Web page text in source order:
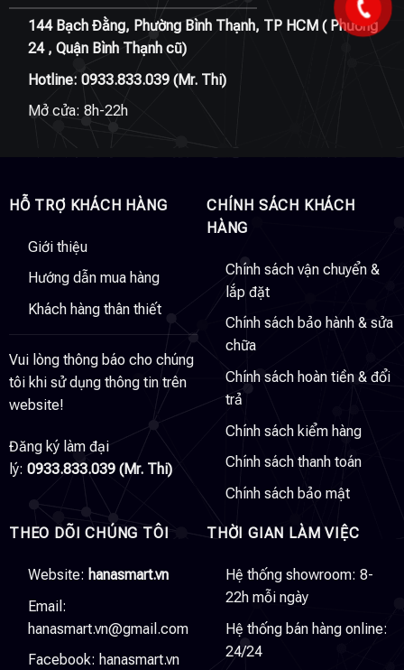
144 Bạch Đằng, Phường Bình Thạnh, TP HCM ( Phường
24 , Quận Bình Thạnh cũ)
Hotline: 0933.833.039(Mr. Thi)
Mở cửa: 8h-22h
HỖ TRỢ KHÁCH HÀNG
Giới thiệu
Hướng dẫn mua hàng
Khách hàng thân thiết
Vui lòng thông báo cho chúng
tôi khi sử dụng thông tin trên
website!
Đăng ký làm đại
lý: 0933.833.039 (Mr. Thi)
CHÍNH SÁCH KHÁCH
HÀNG
Chính sách vận chuyển &
lắp đặt
Chính sách bảo hành & sửa
chữa
Chính sách hoàn tiền & đổi
trả
Chính sách kiểm hàng
Chính sách thanh toán
Chính sách bảo mật
THEO DÕI CHÚNG TÔI
Website: hanasmart.vn
Email:
hanasmart.vn@gmail.com
Facebook: hanasmart.vn
THỜI GIAN LÀM VIỆC
Hệ thống showroom: 8-
22h mỗi ngày
Hệ thống bán hàng online:
24/24